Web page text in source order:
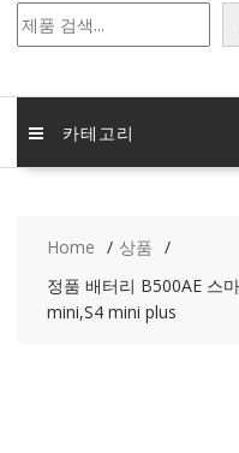
카테고리
Home
상품
정품 배터리 B500AE 스
mini,S4 mini plus